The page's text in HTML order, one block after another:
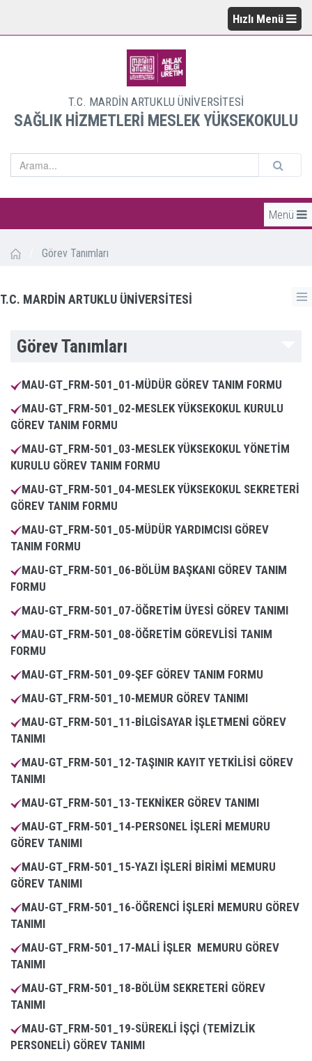
Hızlı Menü
T.C. MARDİN ARTUKLU ÜNİVERSİTESİ
SAĞLIK HİZMETLERİ MESLEK YÜKSEKOKULU
Menü
Görev Tanımları
T.C. MARDİN ARTUKLU ÜNİVERSİTESİ
Görev Tanımları
MAU-GT_FRM-501_01-MÜDÜR GÖREV TANIM FORMU
MAU-GT_FRM-501_02-MESLEK YÜKSEKOKUL KURULU
GÖREV TANIM FORMU
MAU-GT_FRM-501_03-MESLEK YÜKSEKOKUL YÖNETİM
KURULU GÖREV TANIM FORMU
MAU-GT_FRM-501_04-MESLEK YÜKSEKOKUL SEKRETERİ
GÖREV TANIM FORMU
MAU-GT_FRM-501_05-MÜDÜR YARDIMCISI GÖREV
TANIM FORMU
MAU-GT_FRM-501_06-BÖLÜM BAŞKANI GÖREV TANIM
FORMU
MAU-GT_FRM-501_07-ÖĞRETİM ÜYESİ GÖREV TANIMI
MAU-GT_FRM-501_08-ÖĞRETİM GÖREVLİSİ TANIM
FORMU
MAU-GT_FRM-501_09-ŞEF GÖREV TANIM FORMU
MAU-GT_FRM-501_10-MEMUR GÖREV TANIMI
MAU-GT_FRM-501_11-BİLGİSAYAR İŞLETMENİ GÖREV
TANIMI
MAU-GT_FRM-501_12-TAŞINIR KAYIT YETKİLİSİ GÖREV
TANIMI
MAU-GT_FRM-501_13-TEKNİKER GÖREV TANIMI
MAU-GT_FRM-501_14-PERSONEL İŞLERİ MEMURU
GÖREV TANIMI
MAU-GT_FRM-501_15-YAZI İŞLERİ BİRİMİ MEMURU
GÖREV TANIMI
MAU-GT_FRM-501_16-ÖĞRENCİ İŞLERİ MEMURU GÖREV
TANIMI
MAU-GT_FRM-501_17-MALİ İŞLER MEMURU GÖREV
TANIMI
MAU-GT_FRM-501_18-BÖLÜM SEKRETERİ GÖREV
TANIMI
MAU-GT_FRM-501_19-SÜREKLİ İŞÇİ (TEMİZLİK
PERSONELİ) GÖREV TANIMI